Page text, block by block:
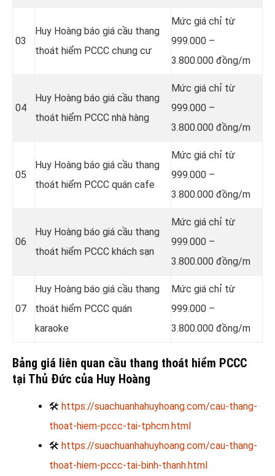
03
Huy Hoàng báo giá cầu thang
thoát hiểm PCCC chung cư
Mức giá chỉ từ
999.000 –
3.800.000 đồng/m
04
Huy Hoàng báo giá cầu thang
thoát hiểm PCCC nhà hàng
Mức giá chỉ từ
999.000 –
3.800.000 đồng/m
05
Huy Hoàng báo giá cầu thang
thoát hiểm PCCC quán cafe
Mức giá chỉ từ
999.000 –
3.800.000 đồng/m
06
Huy Hoàng báo giá cầu thang
thoát hiểm PCCC khách sạn
Mức giá chỉ từ
999.000 –
3.800.000 đồng/m
07
Huy Hoàng báo giá cầu thang
thoát hiểm PCCC quán
karaoke
Mức giá chỉ từ
999.000 –
3.800.000 đồng/m
Bảng giá liên quan cầu thang thoát hiểm PCCC
tại Thủ Đức của Huy Hoàng
🛠 https://suachuanhahuyhoang.com/cau-thang-
thoat-hiem-pccc-tai-tphcm.html
🛠 https://suachuanhahuyhoang.com/cau-thang-
thoat-hiem-pccc-tai-binh-thanh.html